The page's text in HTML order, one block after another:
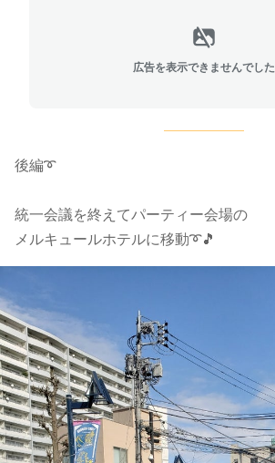
広告を表示できませんでした
後編➰
統一会議を終えてパーティー会場の
メルキュールホテルに移動➰🎵